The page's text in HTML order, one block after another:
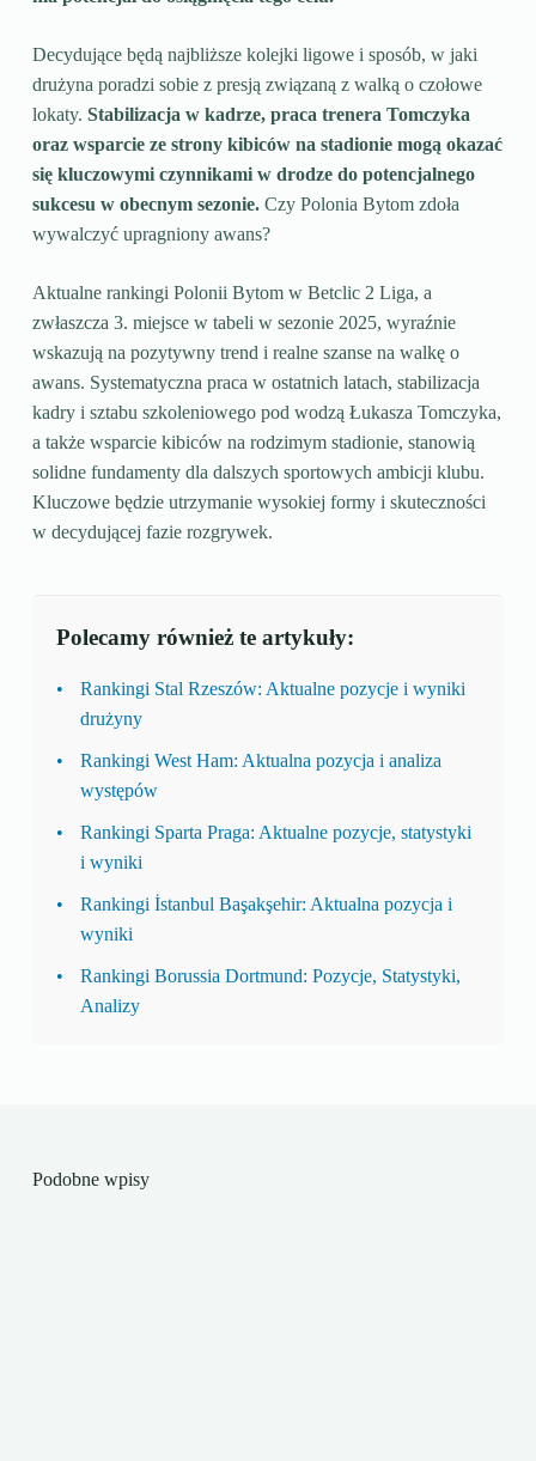
Decydujące będą najbliższe kolejki ligowe i sposób, w jaki
drużyna poradzi sobie z presją związaną z walką o czołowe
lokaty. Stabilizacja w kadrze, praca trenera Tomczyka
oraz wsparcie ze strony kibiców na stadionie mogą okazać
się kluczowymi czynnikami w drodze do potencjalnego
sukcesu w obecnym sezonie.Czy Polonia Bytom zdoła
wywalczyć upragniony awans?
Aktualne rankingi Polonii Bytom w Betclic 2 Liga, a
zwłaszcza 3. miejsce w tabeli w sezonie 2025, wyraźnie
wskazują na pozytywny trend i realne szanse na walkę o
awans. Systematyczna praca w ostatnich latach, stabilizacja
kadry i sztabu szkoleniowego pod wodzą Łukasza Tomczyka,
a także wsparcie kibiców na rodzimym stadionie, stanowią
solidne fundamenty dla dalszych sportowych ambicji klubu.
Kluczowe będzie utrzymanie wysokiej formy i skuteczności
w decydującej fazie rozgrywek.
Polecamy również te artykuły:
Rankingi Stal Rzeszów: Aktualne pozycje i wyniki
drużyny
Rankingi West Ham: Aktualna pozycja i analiza
występów
Rankingi Sparta Praga: Aktualne pozycje, statystyki
i wyniki
Rankingi İstanbul Başakşehir: Aktualna pozycja i
wyniki
Rankingi Borussia Dortmund: Pozycje, Statystyki,
Analizy
Podobne wpisy